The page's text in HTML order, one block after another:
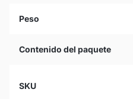
Peso
Contenido del paquete
SKU